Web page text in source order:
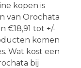
kopen is
van Orochata
€18,91 tot +/-
komen
Wat kost een
bij